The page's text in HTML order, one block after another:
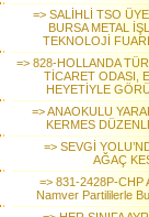
=> SALİHLİ TSO
BURSA METAL
TEKNOLOJİ
=> 828-HOLLANDA
TİCARET ODASI,
HEYETİYLE
=> ANAOKULU
KERMES
=> SEVGİ
AĞAÇ
=> 831-2428P-CHP
Namver Partililerle